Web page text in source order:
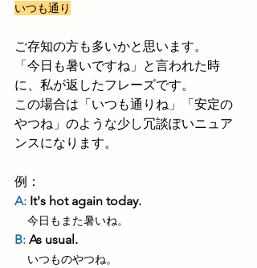
いつも通り
ご存知の方も多いかと思います。
「今日も暑いですね」と言われた時
に、私が返したフレーズです。
この場合は「いつも通りね」「安定の
やつね」のような少し冗談ぽいニュア
ンスになります。
例：
A: It's hot again today.
今日もまた暑いね。
B: As usual.
いつものやつね。